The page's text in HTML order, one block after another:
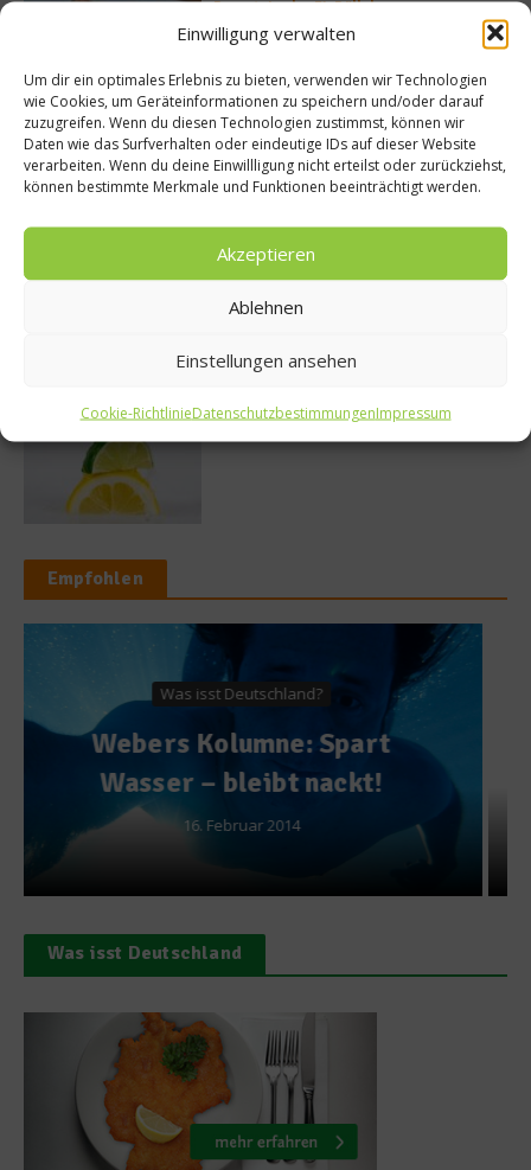
Einwilligung verwalten
Um dir ein optimales Erlebnis zu bieten, verwenden wir Technologien
wie Cookies, um Geräteinformationen zu speichern und/oder darauf
zuzugreifen. Wenn du diesen Technologien zustimmst, können wir
Daten wie das Surfverhalten oder eindeutige IDs auf dieser Website
verarbeiten. Wenn du deine Einwillligung nicht erteilst oder zurückziehst,
können bestimmte Merkmale und Funktionen beeinträchtigt werden.
Akzeptieren
Ablehnen
Einstellungen ansehen
Cookie-RichtlinieDatenschutzbestimmungenImpressum
Rezept: Lachs-Ei-Röllchen
So bildet sich eine krosse
Schweinebratenkruste
Beachcomber – Alles über das Restaurant
Heinz Beck im Forte Village Resort
Was ist der Unterschied zwischen Limonen
und Limetten?
Empfohlen
Spitzenköche
Russell Pirrit – Küchenchef
im Restaurant „5“
22. Juli 2014
Was isst Deutschland